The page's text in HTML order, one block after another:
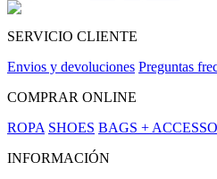
SERVICIO CLIENTE
Envios y devoluciones Preguntas
COMPRAR ONLINE
ROPA SHOES BAGS +
INFORMACIÓN